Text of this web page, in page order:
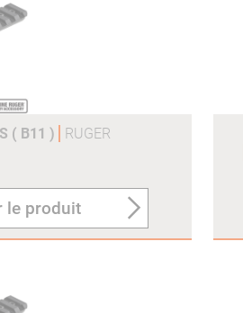
( B11 ) RUGER
le produit